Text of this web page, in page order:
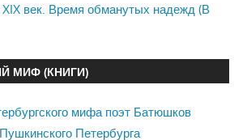
XIX век. Время обманутых надежд (В
МИФ (КНИГИ)
мифа поэт Батюшков
Петербурга